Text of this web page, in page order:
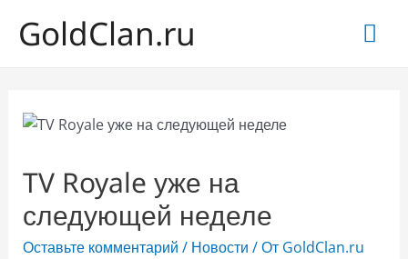
GoldClan.ru
TV Royale уже на
следующей неделе
Оставьте комментарий / Новости / От GoldClan.ru